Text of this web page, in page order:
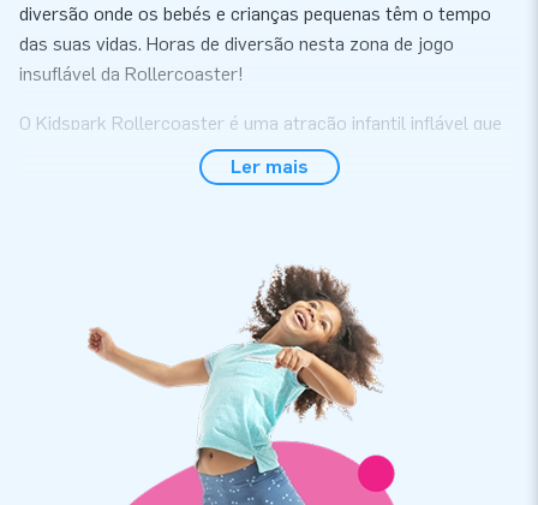
diversão onde os bebés e crianças pequenas têm o tempo
das suas vidas. Horas de diversão nesta zona de jogo
insuflável da Rollercoaster!
O Kidspark Rollercoaster é uma atração infantil inflável que
inclui quatro emocionantes brinquedos em um só. As
crianças podem pular à vontade no mini pula-pula chamativo,
Adquira uma zona de jogo insuflável temática
Rollercoaster de alta qualidade
Cada elemento do Kidspark foi projetado com foco na
segurança, durabilidade e, acima de tudo, diversão, tornando-
o a atração insuflável perfeita para uso durante muitos anos.
Este produto é também ideal para uso como zona de jogo
Ler mais